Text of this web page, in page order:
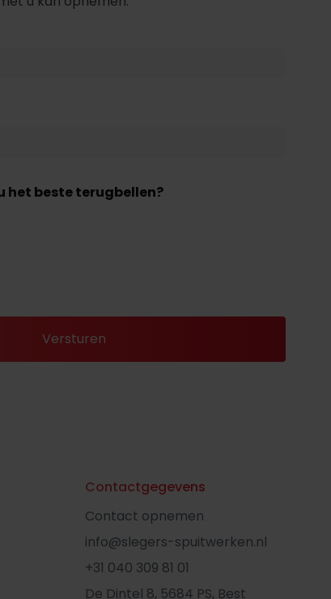
het beste terugbellen?
Contactgegevens
Contact opnemen
info@slegers-spuitwerken.nl
+31 040 309 81 01
De Dintel 8, 5684 PS, Best